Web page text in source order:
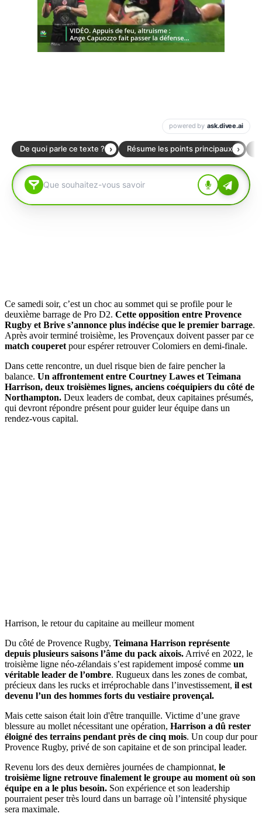
Ce samedi soir, c’est un choc au sommet qui se profile pour le
deuxième barrage de Pro D2. Cette opposition entre Provence
Rugby et Brive s’annonce plus indécise que le premier barrage.
Après avoir terminé troisième, les Provençaux doivent passer par ce
match couperet pour espérer retrouver Colomiers en demi-finale.
Dans cette rencontre, un duel risque bien de faire pencher la
balance. Un affrontement entre Courtney Lawes et Teimana
Harrison, deux troisièmes lignes, anciens coéquipiers du côté de
Northampton. Deux leaders de combat, deux capitaines présumés,
qui devront répondre présent pour guider leur équipe dans un
rendez-vous capital.
Harrison, le retour du capitaine au meilleur moment
Du côté de Provence Rugby, Teimana Harrison représente
depuis plusieurs saisons l’âme du pack aixois. Arrivé en 2022, le
troisième ligne néo-zélandais s’est rapidement imposé comme un
véritable leader de l’ombre. Rugueux dans les zones de combat,
précieux dans les rucks et irréprochable dans l’investissement, il est
devenu l’un des hommes forts du vestiaire provençal.
Mais cette saison était loin d'être tranquille. Victime d’une grave
blessure au mollet nécessitant une opération, Harrison a dû rester
éloigné des terrains pendant près de cinq mois. Un coup dur pour
Provence Rugby, privé de son capitaine et de son principal leader.
Revenu lors des deux dernières journées de championnat, le
troisième ligne retrouve finalement le groupe au moment où son
équipe en a le plus besoin. Son expérience et son leadership
pourraient peser très lourd dans un barrage où l’intensité physique
sera maximale.